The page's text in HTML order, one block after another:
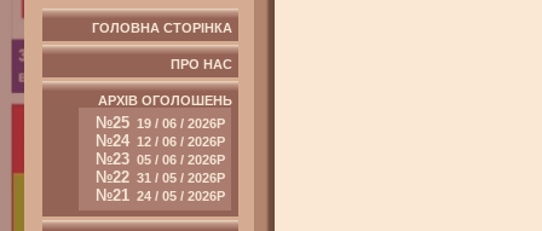
ГОЛОВНА СТОРІНКА
ПРО НАС
АРХІВ ОГОЛОШЕНЬ
№25 19 / 06 / 2026Р
№24 12 / 06 / 2026Р
№23 05 / 06 / 2026Р
№22 31 / 05 / 2026Р
№21 24 / 05 / 2026Р